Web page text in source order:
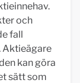
och
fall
Aktieägare
kan göra
sätt som